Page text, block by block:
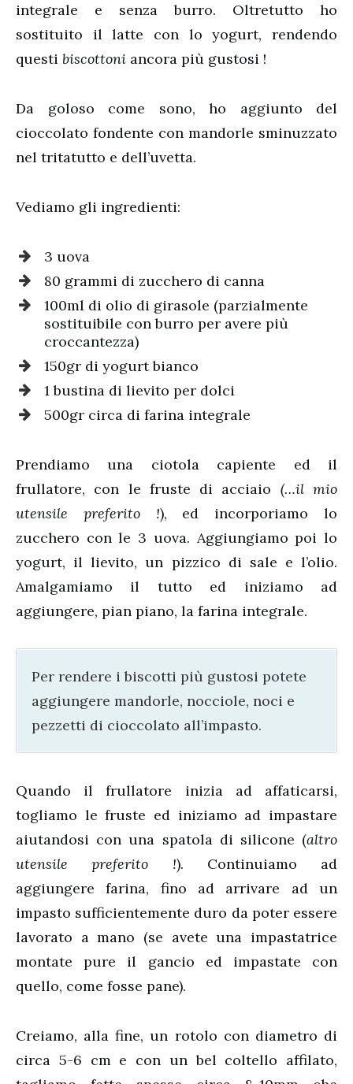
integrale e senza burro. Oltretutto ho
sostituito il latte con lo yogurt, rendendo
questi biscottoni ancora più gustosi !
Da goloso come sono, ho aggiunto del
cioccolato fondente con mandorle sminuzzato
nel tritatutto e dell’uvetta.
Vediamo gli ingredienti:
3 uova
80 grammi di zucchero di canna
100ml di olio di girasole (parzialmente
sostituibile con burro per avere più
croccantezza)
150gr di yogurt bianco
1 bustina di lievito per dolci
500gr circa di farina integrale
Prendiamo una ciotola capiente ed il
frullatore, con le fruste di acciaio (…il mio
utensile preferito !), ed incorporiamo lo
zucchero con le 3 uova. Aggiungiamo poi lo
yogurt, il lievito, un pizzico di sale e l’olio.
Amalgamiamo il tutto ed iniziamo ad
aggiungere, pian piano, la farina integrale.
Per rendere i biscotti più gustosi potete
aggiungere mandorle, nocciole, noci e
pezzetti di cioccolato all’impasto.
Quando il frullatore inizia ad affaticarsi,
togliamo le fruste ed iniziamo ad impastare
aiutandosi con una spatola di silicone (altro
utensile preferito !). Continuiamo ad
aggiungere farina, fino ad arrivare ad un
impasto sufficientemente duro da poter essere
lavorato a mano (se avete una impastatrice
montate pure il gancio ed impastate con
quello, come fosse pane).
Creiamo, alla fine, un rotolo con diametro di
circa 5-6 cm e con un bel coltello affilato,